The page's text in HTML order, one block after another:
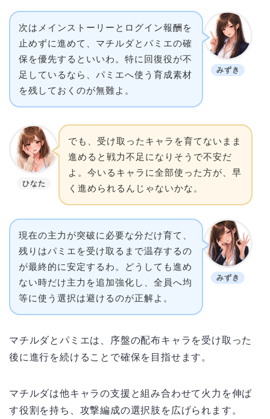
みずき
次はメインストーリーとログイン報酬を
止めずに進めて、マチルダとパミエの確
保を優先するといいわ。特に回復役が不
足しているなら、パミエへ使う育成素材
を残しておくのが無難よ。
ひなた
でも、受け取ったキャラを育てないまま
進めると戦力不足になりそうで不安だ
よ。今いるキャラに全部使った方が、早
く進められるんじゃないかな。
みずき
現在の主力が突破に必要な分だけ育て、
残りはパミエを受け取るまで温存するの
が最終的に安定するわ。どうしても進め
ない時だけ主力を追加強化し、全員へ均
等に使う選択は避けるのが正解よ。
マチルダとパミエは、序盤の配布キャラを受け取った
後に進行を続けることで確保を目指せます。
マチルダは他キャラの支援と組み合わせて火力を伸ば
す役割を持ち、攻撃編成の選択肢を広げられます。